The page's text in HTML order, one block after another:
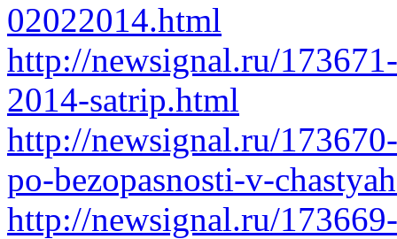
02022014.html
http://newsignal.ru/
2014-satrip.html
http://newsignal.ru/
po-bezopasnosti-v-
http://newsignal.ru/